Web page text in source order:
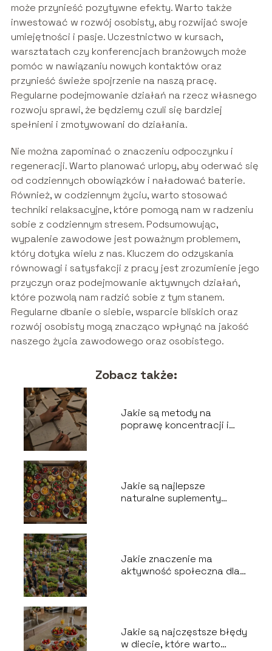
może przynieść pozytywne efekty. Warto także
inwestować w rozwój osobisty, aby rozwijać swoje
umiejętności i pasje. Uczestnictwo w kursach,
warsztatach czy konferencjach branżowych może
pomóc w nawiązaniu nowych kontaktów oraz
przynieść świeże spojrzenie na naszą pracę.
Regularne podejmowanie działań na rzecz własnego
rozwoju sprawi, że będziemy czuli się bardziej
spełnieni i zmotywowani do działania.
Nie można zapominać o znaczeniu odpoczynku i
regeneracji. Warto planować urlopy, aby oderwać się
od codziennych obowiązków i naładować baterie.
Również, w codziennym życiu, warto stosować
techniki relaksacyjne, które pomogą nam w radzeniu
sobie z codziennym stresem. Podsumowując,
wypalenie zawodowe jest poważnym problemem,
który dotyka wielu z nas. Kluczem do odzyskania
równowagi i satysfakcji z pracy jest zrozumienie jego
przyczyn oraz podejmowanie aktywnych działań,
które pozwolą nam radzić sobie z tym stanem.
Regularne dbanie o siebie, wsparcie bliskich oraz
rozwój osobisty mogą znacząco wpłynąć na jakość
naszego życia zawodowego oraz osobistego.
Zobacz także:
Jakie są metody na
poprawę koncentracji i
Jakie są najlepsze
naturalne suplementy
Jakie znaczenie ma
aktywność społeczna dla
Jakie są najczęstsze błędy
w diecie, które warto